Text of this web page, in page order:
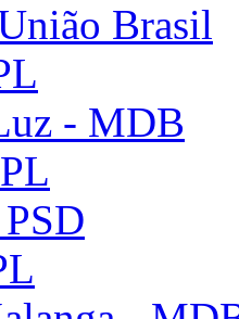
Brasil
- MDB